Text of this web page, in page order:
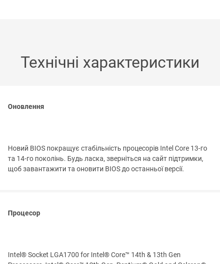
Технічні характеристики
Оновлення
Новий BIOS покращує стабільність процесорів Intel Core 13-го
та 14-го поколінь. Будь ласка, зверніться на сайт підтримки,
щоб завантажити та оновити BIOS до останньої версії.
Процесор
Intel® Socket LGA1700 for Intel® Core™ 14th & 13th Gen